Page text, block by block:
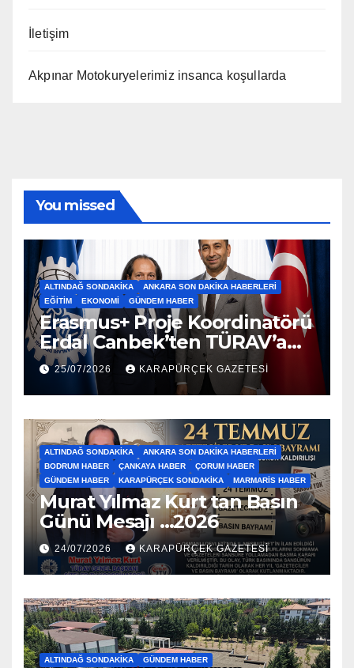
İletişim
Akpınar Motokuryelerimiz insanca koşullarda
You missed
ALTINDAĞ SONDAKIKA
ANKARA SON DAKIKA HABERLERI
EĞITIM
EKONOMI GÜNDEM HABER
Erasmus+ Proje Koordinatörü
Erdal Canbek’ten TÜRAV’a
Ziyaret…2026
25/07/2026 KARAPÜRÇEK GAZETESİ
ALTINDAĞ SONDAKIKA
ANKARA SON DAKIKA HABERLERI
BODRUM HABER
ÇANKAYA HABER
ÇORUM HABER
GÜNDEM HABER
KARAPÜRÇEK SONDAKIKA MARMARIS HABER
Murat Yılmaz Kurt tan Basın
Günü Mesajı …2026
24/07/2026 KARAPÜRÇEK GAZETESİ
ALTINDAĞ SONDAKIKA GÜNDEM HABER